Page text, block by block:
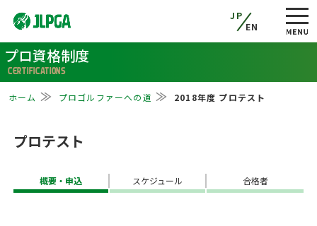
JP
EN
プロ資格制度
CERTIFICATIONS
ホーム プロゴルファーへの道 2018年度 プロテスト
プロテスト
概要・申込 スケジュール 合格者